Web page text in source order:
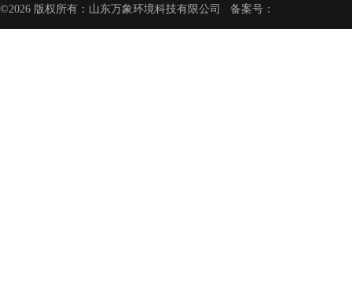
©2026 版权所有：山东万象环境科技有限公司 备案号：